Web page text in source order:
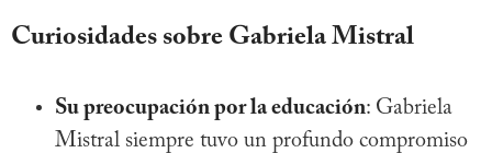
Curiosidades sobre Gabriela Mistral
Su preocupación por la educación: Gabriela
Mistral siempre tuvo un profundo compromiso